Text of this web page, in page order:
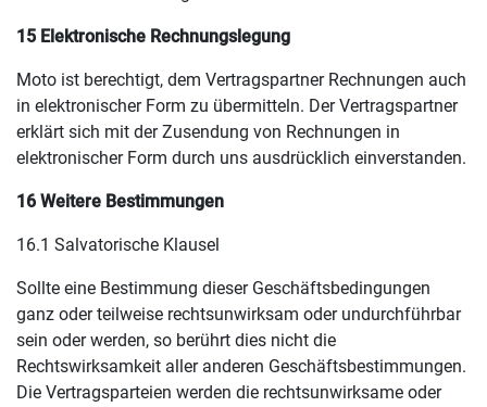
15 Elektronische Rechnungslegung
Moto ist berechtigt, dem Vertragspartner Rechnungen auch
in elektronischer Form zu übermitteln. Der Vertragspartner
erklärt sich mit der Zusendung von Rechnungen in
elektronischer Form durch uns ausdrücklich einverstanden.
16 Weitere Bestimmungen
16.1 Salvatorische Klausel
Sollte eine Bestimmung dieser Geschäftsbedingungen
ganz oder teilweise rechtsunwirksam oder undurchführbar
sein oder werden, so berührt dies nicht die
Rechtswirksamkeit aller anderen Geschäftsbestimmungen.
Die Vertragsparteien werden die rechtsunwirksame oder